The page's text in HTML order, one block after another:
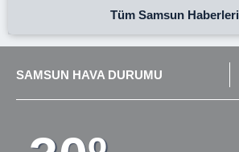
Tüm Samsun Haberleri
SAMSUN HAVA DURUMU